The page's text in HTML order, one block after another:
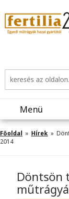
Menü
Főoldal » Hírek »
2014
Döntsön